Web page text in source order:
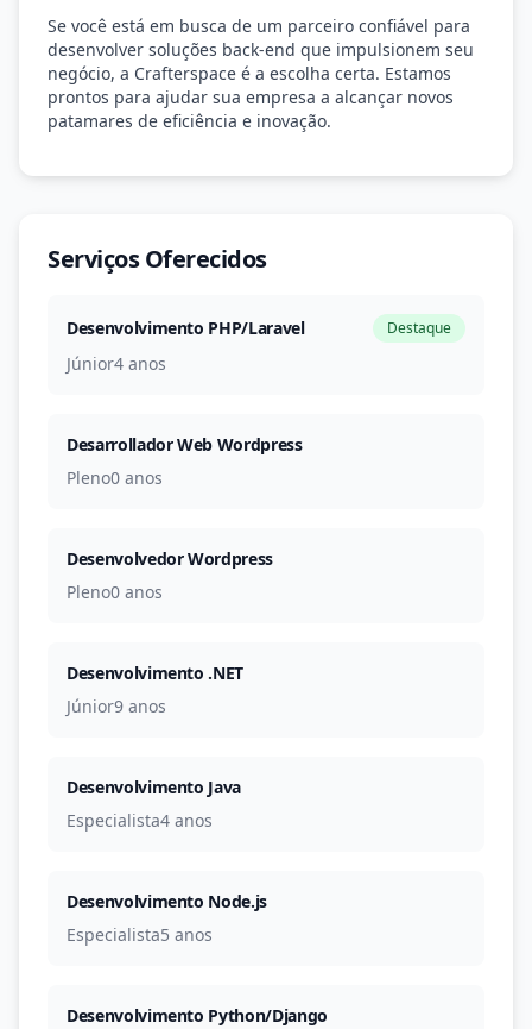
Se você está em busca de um parceiro confiável para
desenvolver soluções back-end que impulsionem seu
negócio, a Crafterspace é a escolha certa. Estamos
prontos para ajudar sua empresa a alcançar novos
patamares de eficiência e inovação.
Serviços Oferecidos
Desenvolvimento PHP/Laravel Destaque
Júnior4 anos
Desarrollador Web Wordpress
Pleno0 anos
Desenvolvedor Wordpress
Pleno0 anos
Desenvolvimento .NET
Júnior9 anos
Desenvolvimento Java
Especialista4 anos
Desenvolvimento Node.js
Especialista5 anos
Desenvolvimento Python/Django